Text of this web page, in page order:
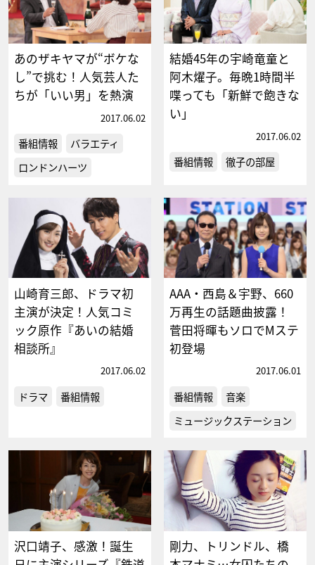
あのザキヤマが“ボケな
し”で挑む！人気芸人た
ちが「いい男」を熱演
2017.06.02
番組情報
バラエティ
ロンドンハーツ
結婚45年の宇崎竜童と
阿木燿子。毎晩1時間半
喋っても「新鮮で飽きな
い」
2017.06.02
番組情報 徹子の部屋
山崎育三郎、ドラマ初
主演が決定！人気コミ
ック原作『あいの結婚
相談所』
2017.06.02
ドラマ 番組情報
AAA・西島＆宇野、660
万再生の話題曲披露！
菅田将暉もソロでMステ
初登場
2017.06.01
番組情報
音楽
ミュージックステーション
沢口靖子、感激！誕生
剛力、トリンドル、橋